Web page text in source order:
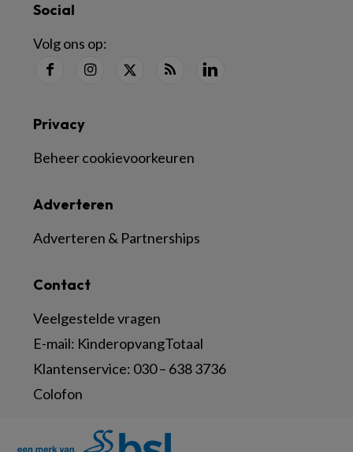
Social
Volg ons op:
Contact
Veelgestelde vragen
E-mail: KinderopvangTotaal
Klantenservice: 030 – 638 3736
Colofon
Adverteren
Adverteren & Partnerships
Privacy
Beheer cookievoorkeuren